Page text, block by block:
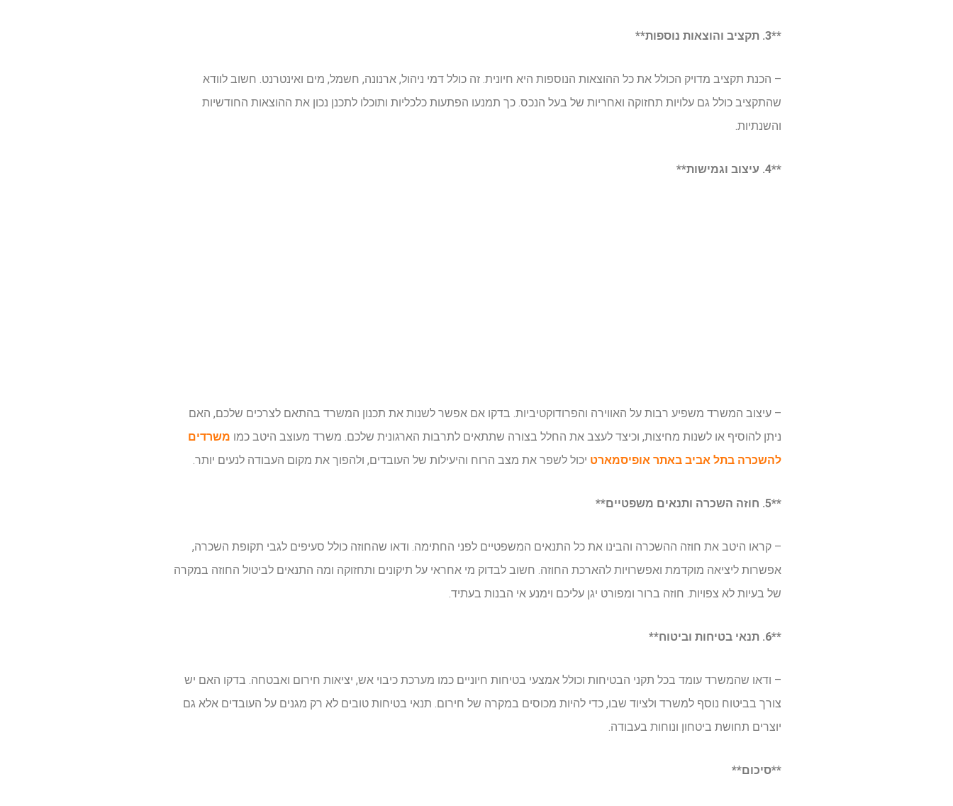
**3. תקציב והוצאות נוספות**
– הכנת תקציב מדויק הכולל את כל ההוצאות הנוספות היא חיונית. זה כולל דמי ניהול, ארנונה, חשמל, מים ואינטרנט. חשוב לוודא
שהתקציב כולל גם עלויות תחזוקה ואחריות של בעל הנכס. כך תמנעו הפתעות כלכליות ותוכלו לתכנן נכון את ההוצאות החודשיות
והשנתיות.
**4. עיצוב וגמישות**
– עיצוב המשרד משפיע רבות על האווירה והפרודוקטיביות. בדקו אם אפשר לשנות את תכנון המשרד בהתאם לצרכים שלכם, האם
ניתן להוסיף או לשנות מחיצות, וכיצד לעצב את החלל בצורה שתתאים לתרבות הארגונית שלכם. משרד מעוצב היטב כמו משרדים
להשכרה בתל אביב באתר אופיסמארט יכול לשפר את מצב הרוח והיעילות של העובדים, ולהפוך את מקום העבודה לנעים יותר.
**5. חוזה השכרה ותנאים משפטיים**
– קראו היטב את חוזה ההשכרה והבינו את כל התנאים המשפטיים לפני החתימה. ודאו שהחוזה כולל סעיפים לגבי תקופת השכרה,
אפשרות ליציאה מוקדמת ואפשרויות להארכת החוזה. חשוב לבדוק מי אחראי על תיקונים ותחזוקה ומה התנאים לביטול החוזה במקרה
של בעיות לא צפויות. חוזה ברור ומפורט יגן עליכם וימנע אי הבנות בעתיד.
**6. תנאי בטיחות וביטוח**
– ודאו שהמשרד עומד בכל תקני הבטיחות וכולל אמצעי בטיחות חיוניים כמו מערכת כיבוי אש, יציאות חירום ואבטחה. בדקו האם יש
צורך בביטוח נוסף למשרד ולציוד שבו, כדי להיות מכוסים במקרה של חירום. תנאי בטיחות טובים לא רק מגנים על העובדים אלא גם
יוצרים תחושת ביטחון ונוחות בעבודה.
**סיכום**